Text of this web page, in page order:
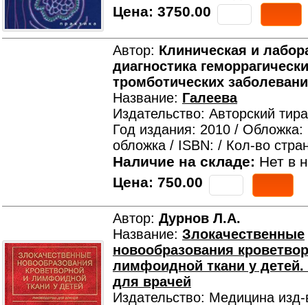
Цена: 3750.00
Автор: Клиническая и
диагностика
тромботических
Название: Галеева
Издательство: Авторский
Год издания: 2010 / Обложка:
обложка / ISBN: / Кол-во
Наличие на складе: Нет в
Цена: 750.00
Автор: Дурнов Л.А.
Название: Злокачественные
новообразования
лимфоидной ткани у детей.
для врачей
Издательство: Медицина изд-